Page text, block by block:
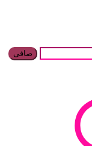
صافی